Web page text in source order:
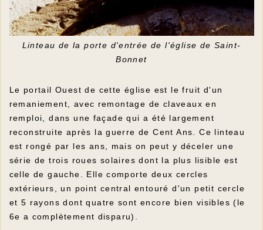
Linteau de la porte d'entrée de l'église de Saint-
Bonnet
Le portail Ouest de cette église est le fruit d'un
remaniement, avec remontage de claveaux en
remploi, dans une façade qui a été largement
reconstruite après la guerre de Cent Ans. Ce linteau
est rongé par les ans, mais on peut y déceler une
série de trois roues solaires dont la plus lisible est
celle de gauche. Elle comporte deux cercles
extérieurs, un point central entouré d'un petit cercle
et 5 rayons dont quatre sont encore bien visibles (le
6e a complètement disparu).